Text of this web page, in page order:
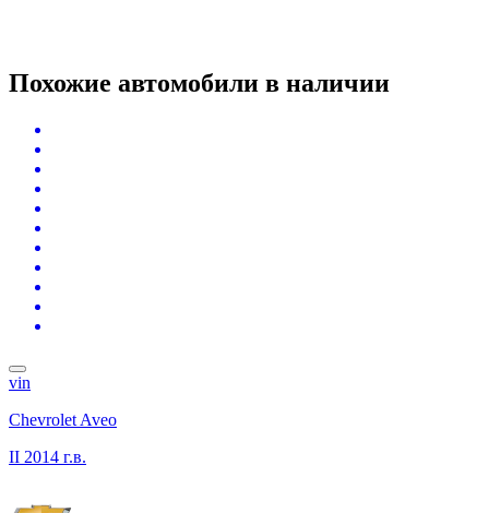
Похожие автомобили в наличии
vin
Chevrolet Aveo
II 2014 г.в.